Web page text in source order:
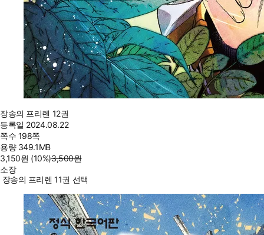
장송의 프리렌 12권
등록일 2024.08.22
쪽수 198쪽
용량 349.1MB
3,150원 (10%)3,500원
소장
장송의 프리렌 11권 선택